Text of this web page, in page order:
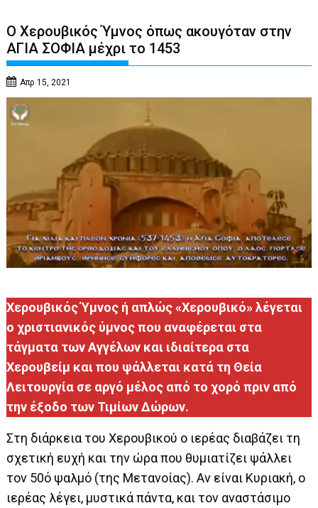
Ο Χερουβικός Ύμνος όπως ακουγόταν στην
ΑΓΙΑ ΣΟΦΙΑ μέχρι το 1453
Απρ 15, 2021
Χερουβικός Ύμνος ή απλώς «Χερουβικό» λέγεται
ο χριστιανικός ύμνος που αναφέρεται στα
τάγματα των Αγγέλων και ιδιαίτερα στα
Χερουβείμ και που ψάλλεται κατά τη Θεία
Λειτουργία σε αργό μέλος από το χορό πριν από
την έξοδο των Τιμίων Δώρων.
Στη διάρκεια του Χερουβικού ο ιερέας διαβάζει τη
σχετική ευχή και την ώρα που θυμιατίζει ψάλλει
τον 50ό ψαλμό (της Μετανοίας). Αν είναι Κυριακή, ο
ιερέας λέγει, μυστικά πάντα, και τον αναστάσιμο